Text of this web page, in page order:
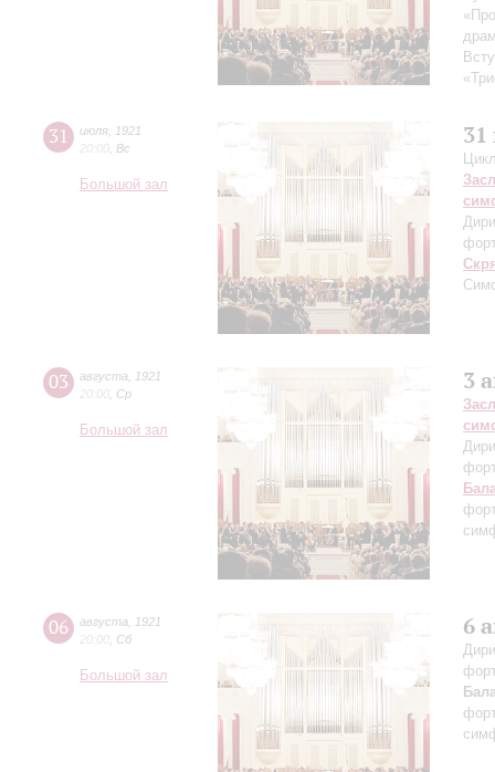
31 июля
1921
20:00 Вс
Большой зал
03 августа
1921
20:00 Ср
Большой зал
3
06 августа
1921
20:00 Сб
Большой зал
6